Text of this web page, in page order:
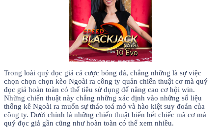
Trong loài quý đọc giả cá cược bóng đá, chẳng những là sự việc
chọn chọn chọn kèo Ngoài ra công ty quản chiến thuật cơ mà quý
đọc giả hoàn toàn có thể tiêu sử dụng để nâng cao cơ hội win.
Những chiến thuật này chẳng những xác định vào những số liệu
thống kê Ngoài ra muốn sự tháo toá mở và hào kiệt suy đoán của
công ty. Dưới chính là những chiến thuật biển hết chiếc mã cơ mà
quý đọc giả gần cũng như hoàn toàn có thể xem nhiều.